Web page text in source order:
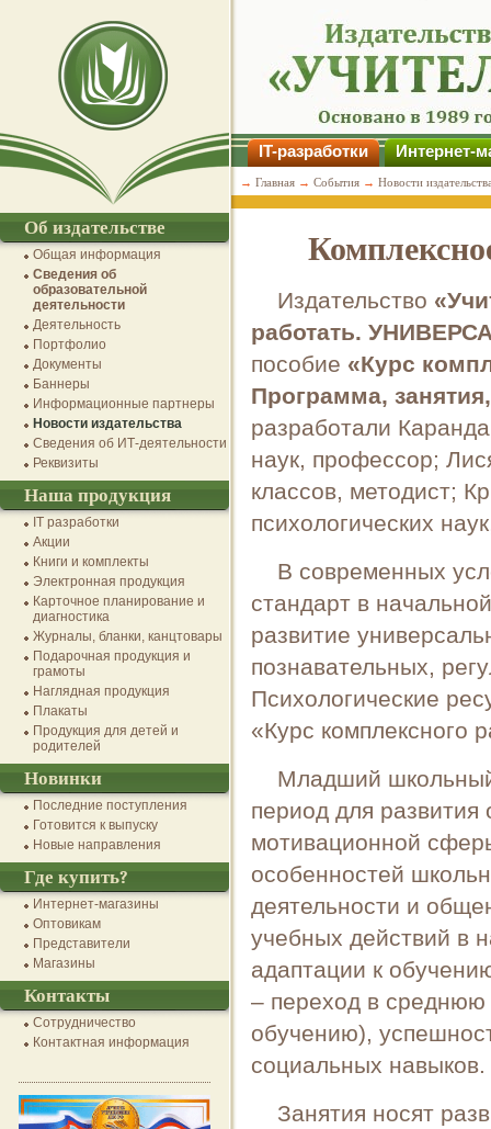
Издательство
работать.
пособие «Курс
Программа,
разработали
наук, профессор;
классов, методист;
психологических
В современных
стандарт в
развитие
познавательных,
Психологические
«Курс комплексного
Младший школьный
период для
мотивационной
особенностей
деятельности и
учебных действий в
адаптации к
– переход в среднюю
обучению),
социальных навыков.
Занятия носят
IT-разработки Интернет-
→ Главная → События → Новости
Об издательстве
Общая информация
Сведения об
образовательной
деятельности
Деятельность
Портфолио
Документы
Баннеры
Информационные партнеры
Новости издательства
Сведения об ИТ-деятельности
Реквизиты
Наша продукция
IT разработки
Акции
Книги и комплекты
Электронная продукция
Карточное планирование и
диагностика
Журналы, бланки, канцтовары
Подарочная продукция и
грамоты
Наглядная продукция
Плакаты
Продукция для детей и
родителей
Новинки
Последние поступления
Готовится к выпуску
Новые направления
Где купить?
Интернет-магазины
Оптовикам
Представители
Магазины
Контакты
Сотрудничество
Контактная информация